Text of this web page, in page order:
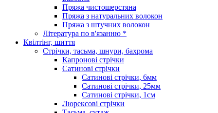
Пряжа чистошерстяна
Пряжа з натуральних волокон
Пряжа з штучних волокон
Література по в'язанню *
Квілтінг, шиття
Стрічки, тасьма, шнури, бахрома
Капронові стрічки
Сатинові стрічки
Сатинові стрічки, 6мм
Сатинові стрічки, 25мм
Сатинові стрічки, 1см
Люрексові стрічки